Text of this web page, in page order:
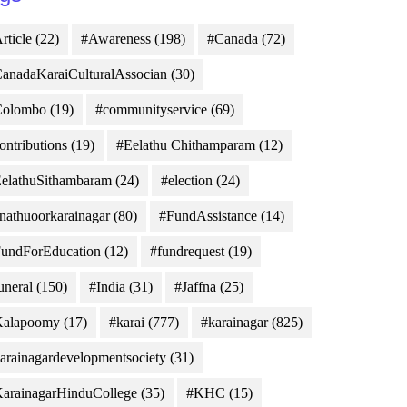
(22) #Awareness(198) #Canada (72)
(30)
(19) #communityservice(69)
(19) #Eelathu Chithamparam(12)
(24) #election (24)
(80) #FundAssistance(14)
(12) #fundrequest(19)
(150) #India (31) #Jaffna (25)
(17) #karai (777) #karainagar(825)
(31)
(35) #KHC (15)